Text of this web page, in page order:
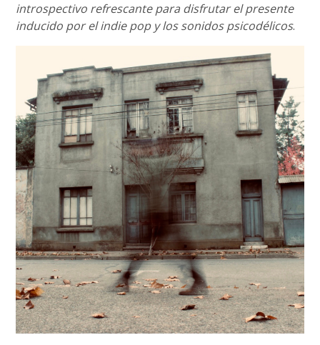
introspectivo refrescante para disfrutar el presente
inducido por el indie pop y los sonidos psicodélicos.